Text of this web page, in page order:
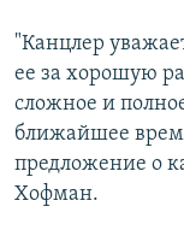
"Канцлер
ее за хорошую
сложное и
ближайшее
предложение о
Хофман.